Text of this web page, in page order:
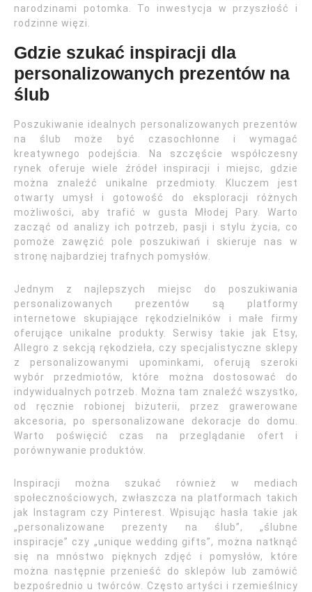
narodzinami potomka. To inwestycja w przyszłość i
rodzinne więzi.
Gdzie szukać inspiracji dla
personalizowanych prezentów na
ślub
Poszukiwanie idealnych personalizowanych prezentów
na ślub może być czasochłonne i wymagać
kreatywnego podejścia. Na szczęście współczesny
rynek oferuje wiele źródeł inspiracji i miejsc, gdzie
można znaleźć unikalne przedmioty. Kluczem jest
otwarty umysł i gotowość do eksploracji różnych
możliwości, aby trafić w gusta Młodej Pary. Warto
zacząć od analizy ich potrzeb, pasji i stylu życia, co
pomoże zawęzić pole poszukiwań i skieruje nas w
stronę najbardziej trafnych pomysłów.
Jednym z najlepszych miejsc do poszukiwania
personalizowanych prezentów są platformy
internetowe skupiające rękodzielników i małe firmy
oferujące unikalne produkty. Serwisy takie jak Etsy,
Allegro z sekcją rękodzieła, czy specjalistyczne sklepy
z personalizowanymi upominkami, oferują szeroki
wybór przedmiotów, które można dostosować do
indywidualnych potrzeb. Można tam znaleźć wszystko,
od ręcznie robionej biżuterii, przez grawerowane
akcesoria, po spersonalizowane dekoracje do domu.
Warto poświęcić czas na przeglądanie ofert i
porównywanie produktów.
Inspiracji można szukać również w mediach
społecznościowych, zwłaszcza na platformach takich
jak Instagram czy Pinterest. Wpisując hasła takie jak
„personalizowane prezenty na ślub”, „ślubne
inspiracje” czy „unique wedding gifts”, można natknąć
się na mnóstwo pięknych zdjęć i pomysłów, które
można następnie przenieść do sklepów lub zamówić
bezpośrednio u twórców. Często artyści i rzemieślnicy